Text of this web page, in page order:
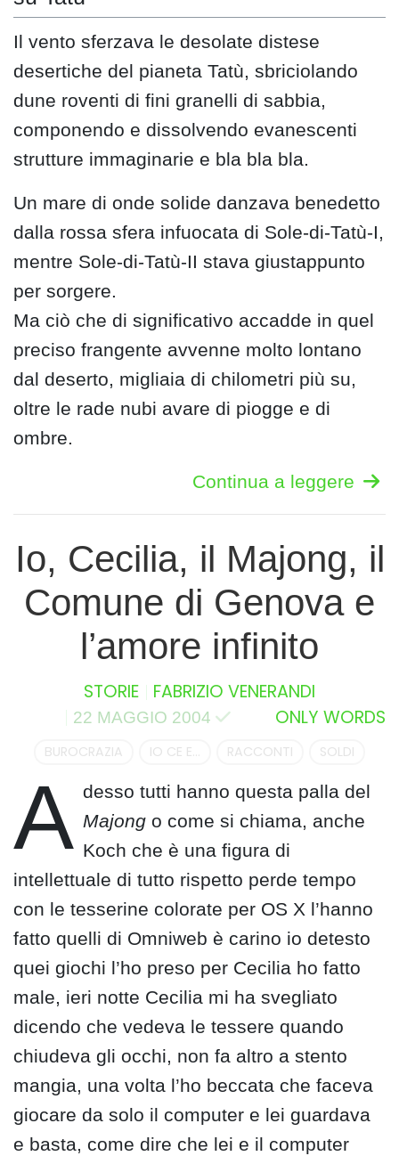
Il vento sferzava le desolate distese
desertiche del pianeta Tatù, sbriciolando
dune roventi di fini granelli di sabbia,
componendo e dissolvendo evanescenti
strutture immaginarie e bla bla bla.
Un mare di onde solide danzava benedetto
dalla rossa sfera infuocata di Sole-di-Tatù-I,
mentre Sole-di-Tatù-II stava giustappunto
per sorgere.
Ma ciò che di significativo accadde in quel
preciso frangente avvenne molto lontano
dal deserto, migliaia di chilometri più su,
oltre le rade nubi avare di piogge e di
ombre.
Continua a leggere
Io, Cecilia, il Majong, il
Comune di Genova e
l’amore infinito
STORIE FABRIZIO VENERANDI
22 MAGGIO 2004 ONLY WORDS
BUROCRAZIA IO CE E... RACCONTI SOLDI
A desso tutti hanno questa palla del
Majong o come si chiama, anche
Koch che è una figura di
intellettuale di tutto rispetto perde tempo
con le tesserine colorate per OS X l’hanno
fatto quelli di Omniweb è carino io detesto
quei giochi l’ho preso per Cecilia ho fatto
male, ieri notte Cecilia mi ha svegliato
dicendo che vedeva le tessere quando
chiudeva gli occhi, non fa altro a stento
mangia, una volta l’ho beccata che faceva
giocare da solo il computer e lei guardava
e basta, come dire che lei e il computer